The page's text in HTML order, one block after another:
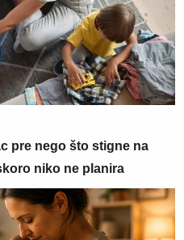
pre nego što stigne na
niko ne planira